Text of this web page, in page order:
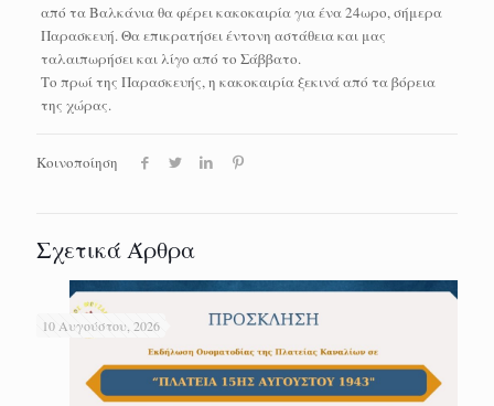
από τα Βαλκάνια θα φέρει κακοκαιρία για ένα 24ωρο, σήμερα
Παρασκευή. Θα επικρατήσει έντονη αστάθεια και μας
ταλαιπωρήσει και λίγο από το Σάββατο.
Το πρωί της Παρασκευής, η κακοκαιρία ξεκινά από τα βόρεια
της χώρας.
Κοινοποίηση
Σχετικά Άρθρα
10 Αυγούστου, 2026